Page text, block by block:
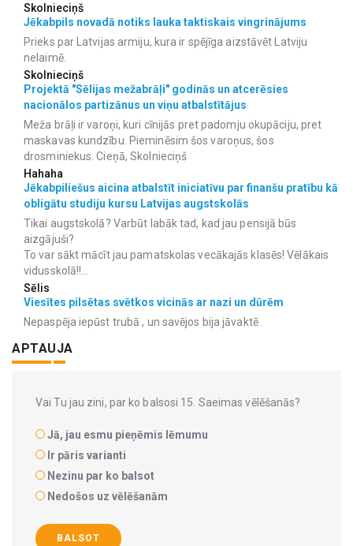
Skolnieciņš
Jēkabpils novadā notiks lauka taktiskais vingrinājums
Prieks par Latvijas armiju, kura ir spējīga aizstāvēt Latviju
nelaimē.
Skolnieciņš
Projektā "Sēlijas mežabrāļi" godinās un atcerēsies
nacionālos partizānus un viņu atbalstītājus
Meža brāļi ir varoņi, kuri cīnijās pret padomju okupāciju, pret
maskavas kundzību. Pieminēsim šos varoņus, šos
drosminiekus. Cieņā, Skolnieciņš
Hahaha
Jēkabpiliešus aicina atbalstīt iniciatīvu par finanšu pratību kā
obligātu studiju kursu Latvijas augstskolās
Tikai augstskolā? Varbūt labāk tad, kad jau pensijā būs
aizgājuši?
To var sākt mācīt jau pamatskolas vecākajās klasēs! Vēlākais
vidusskolā!!...
Sēlis
Viesītes pilsētas svētkos vicinās ar nazi un dūrēm
Nepaspēja iepūst trubā , un savējos bija jāvaktē .
APTAUJA
Vai Tu jau zini, par ko balsosi 15. Saeimas vēlēšanās?
Jā, jau esmu pieņēmis lēmumu
Ir pāris varianti
Nezinu par ko balsot
Nedošos uz vēlēšanām
BALSOT